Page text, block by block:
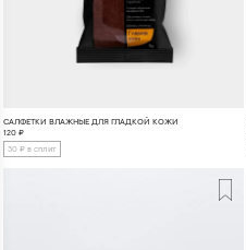
САЛФЕТКИ ВЛАЖНЫЕ ДЛЯ ГЛАДКОЙ КОЖИ
120 ₽
30 ₽ в сплит